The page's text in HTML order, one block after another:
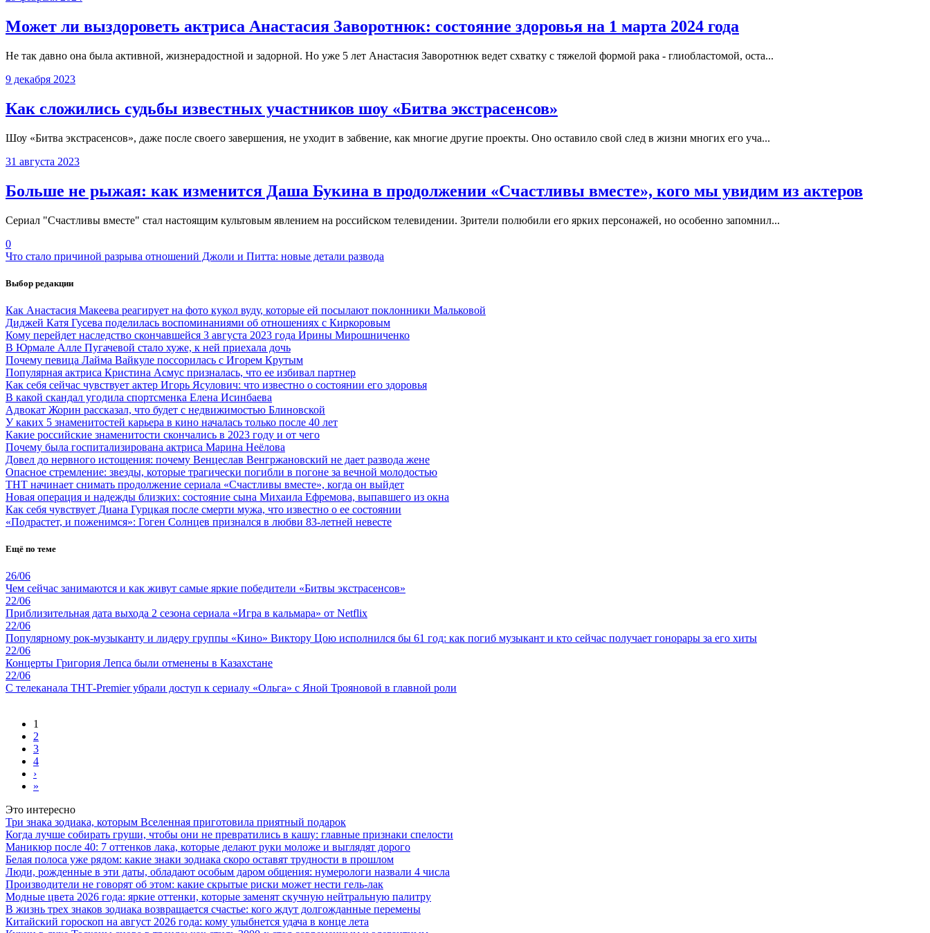
Может ли выздороветь актриса Анастасия Заворотнюк: состояние здоровья на 1 марта 2024 года
Не так давно она была активной, жизнерадостной и задорной. Но уже 5 лет Анастасия Заворотнюк ведет схватку с тяжелой формой рака - глиобластомой, оста...
9 декабря 2023
Как сложились судьбы известных участников шоу «Битва экстрасенсов»
Шоу «Битва экстрасенсов», даже после своего завершения, не уходит в забвение, как многие другие проекты. Оно оставило свой след в жизни многих его уча...
31 августа 2023
Больше не рыжая: как изменится Даша Букина в продолжении «Счастливы вместе», кого мы увидим из актеров
Сериал "Счастливы вместе" стал настоящим культовым явлением на российском телевидении. Зрители полюбили его ярких персонажей, но особенно запомнил...
0
Что стало причиной разрыва отношений Джоли и Питта: новые детали развода
Выбор редакции
Как Анастасия Макеева реагирует на фото кукол вуду, которые ей посылают поклонники Мальковой
Диджей Катя Гусева поделилась воспоминаниями об отношениях с Киркоровым
Кому перейдет наследство скончавшейся 3 августа 2023 года Ирины Мирошниченко
В Юрмале Алле Пугачевой стало хуже, к ней приехала дочь
Почему певица Лайма Вайкуле поссорилась с Игорем Крутым
Популярная актриса Кристина Асмус призналась, что ее избивал партнер
Как себя сейчас чувствует актер Игорь Ясулович: что известно о состоянии его здоровья
В какой скандал угодила спортсменка Елена Исинбаева
Адвокат Жорин рассказал, что будет с недвижимостью Блиновской
У каких 5 знаменитостей карьера в кино началась только после 40 лет
Какие российские знаменитости скончались в 2023 году и от чего
Почему была госпитализирована актриса Марина Неёлова
Довел до нервного истощения: почему Венцеслав Венгржановский не дает развода жене
Опасное стремление: звезды, которые трагически погибли в погоне за вечной молодостью
ТНТ начинает снимать продолжение сериала «Счастливы вместе», когда он выйдет
Новая операция и надежды близких: состояние сына Михаила Ефремова, выпавшего из окна
Как себя чувствует Диана Гурцкая после смерти мужа, что известно о ее состоянии
«Подрастет, и поженимся»: Гоген Солнцев признался в любви 83-летней невесте
Ещё по теме
26/06
Чем сейчас занимаются и как живут самые яркие победители «Битвы экстрасенсов»
22/06
Приблизительная дата выхода 2 сезона сериала «Игра в кальмара» от Netflix
22/06
Популярному рок-музыканту и лидеру группы «Кино» Виктору Цою исполнился бы 61 год: как погиб музыкант и кто сейчас получает гонорары за его хиты
22/06
Концерты Григория Лепса были отменены в Казахстане
22/06
С телеканала ТНТ-Premier убрали доступ к сериалу «Ольга» с Яной Трояновой в главной роли
1
2
3
4
›
»
Это интересно
Три знака зодиака, которым Вселенная приготовила приятный подарок
Когда лучше собирать груши, чтобы они не превратились в кашу: главные признаки спелости
Маникюр после 40: 7 оттенков лака, которые делают руки моложе и выглядят дорого
Белая полоса уже рядом: какие знаки зодиака скоро оставят трудности в прошлом
Люди, рожденные в эти даты, обладают особым даром общения: нумерологи назвали 4 числа
Производители не говорят об этом: какие скрытые риски может нести гель-лак
Модные цвета 2026 года: яркие оттенки, которые заменят скучную нейтральную палитру
В жизнь трех знаков зодиака возвращается счастье: кого ждут долгожданные перемены
Китайский гороскоп на август 2026 года: кому улыбнется удача в конце лета